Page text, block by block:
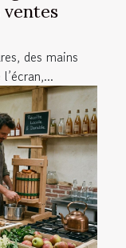
des mains